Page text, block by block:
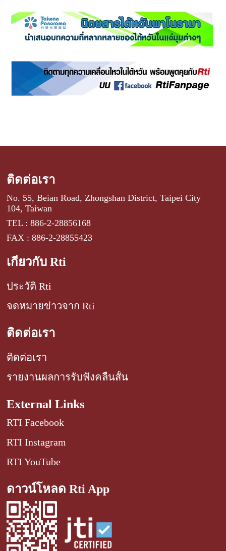
ติดต่อเรา
No. 55, Beian Road, Zhongshan District, Taipei City
104, Taiwan
TEL : 886-2-28856168
FAX : 886-2-28855423
เกี่ยวกับ Rti
ประวัติ Rti
จดหมายข่าวจาก Rti
ติดต่อเรา
ติดต่อเรา
รายงานผลการรับฟังคลื่นสั้น
External Links
RTI Facebook
RTI Instagram
RTI YouTube
ดาวน์โหลด Rti App